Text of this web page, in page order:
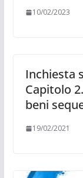
10/02/2023
Inchiesta
Capitolo
beni
19/02/2021